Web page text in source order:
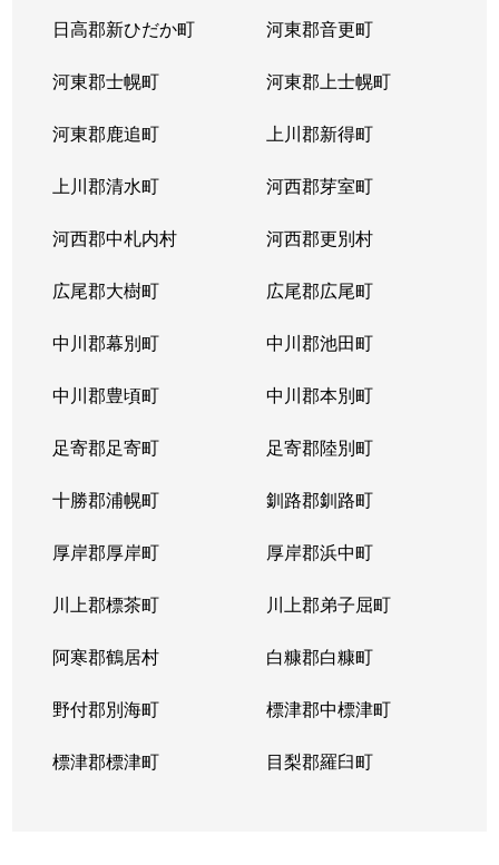
日高郡新ひだか町 河東郡音更町
河東郡士幌町 河東郡上士幌町
河東郡鹿追町 上川郡新得町
上川郡清水町 河西郡芽室町
河西郡中札内村 河西郡更別村
広尾郡大樹町 広尾郡広尾町
中川郡幕別町 中川郡池田町
中川郡豊頃町 中川郡本別町
足寄郡足寄町 足寄郡陸別町
十勝郡浦幌町 釧路郡釧路町
厚岸郡厚岸町 厚岸郡浜中町
川上郡標茶町 川上郡弟子屈町
阿寒郡鶴居村 白糠郡白糠町
野付郡別海町 標津郡中標津町
標津郡標津町 目梨郡羅臼町